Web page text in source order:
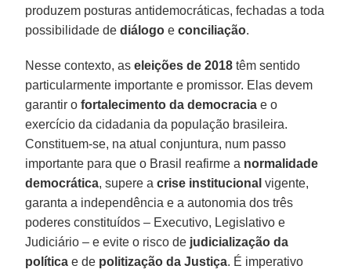
produzem posturas antidemocráticas, fechadas a toda
possibilidade dediálogo econciliação.
Nesse contexto, aseleições de 2018 têm sentido
particularmente importante e promissor. Elas devem
garantir ofortalecimento da democracia e o
exercício da cidadania da população brasileira.
Constituem-se, na atual conjuntura, num passo
importante para que o Brasil reafirme a normalidade
democrática, supere acrise institucional vigente,
garanta a independência e a autonomia dos três
poderes constituídos – Executivo, Legislativo e
Judiciário – e evite o risco de judicialização da
política e de politização da Justiça. É imperativo